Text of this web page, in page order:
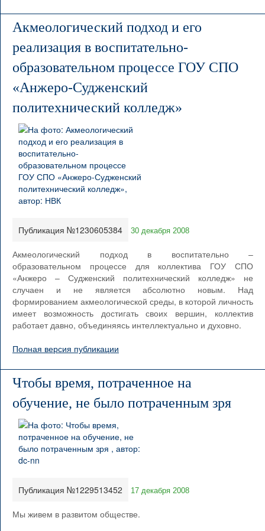
Акмеологический подход и его
реализация в воспитательно-
образовательном процессе ГОУ СПО
«Анжеро-Судженский
политехнический колледж»
Публикация №1230605384 30 декабря 2008
Акмеологический подход в воспитательно –
образовательном процессе для коллектива ГОУ СПО
«Анжеро – Судженский политехнический колледж» не
случаен и не является абсолютно новым. Над
формированием акмеологической среды, в которой личность
имеет возможность достигать своих вершин, коллектив
работает давно, объединяясь интеллектуально и духовно.
Полная версия публикации
Чтобы время, потраченное на
обучение, не было потраченным зря
Публикация №1229513452 17 декабря 2008
Мы живем в развитом обществе.